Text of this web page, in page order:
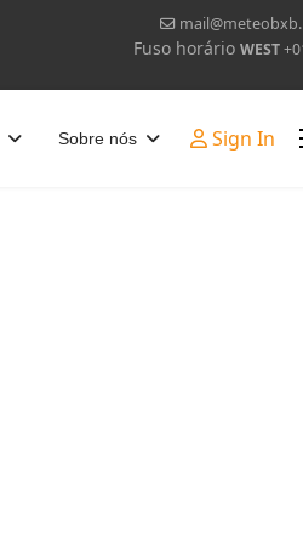
Fuso horário WEST
Sobre nós Sign In